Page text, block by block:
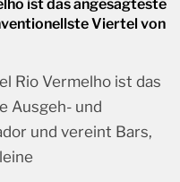
ist das angesagteste
Viertel von
Rio Vermelho ist das
Ausgeh- und
und vereint Bars,